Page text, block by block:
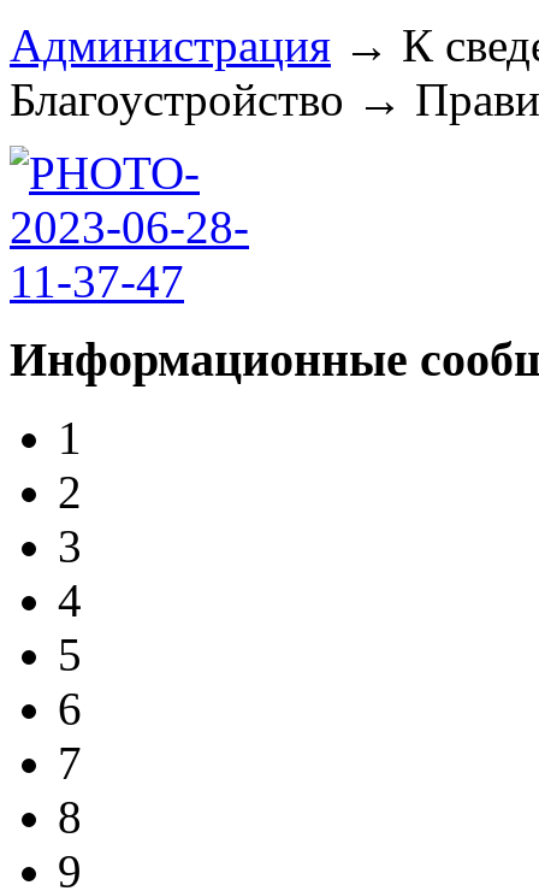
Администрация → К
Благоустройство →
Информационные
1
2
3
4
5
6
7
8
9